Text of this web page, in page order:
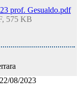
prof. Gesualdo.pdf
575 KB
22/08/2023